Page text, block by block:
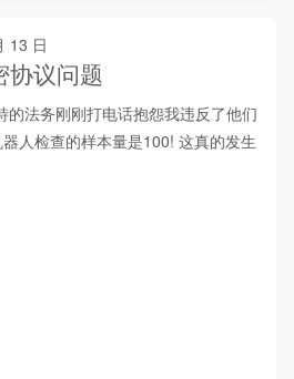
13 日
协议问题
的法务刚刚打电话抱怨我违反了他们
人检查的样本量是100! 这真的发生